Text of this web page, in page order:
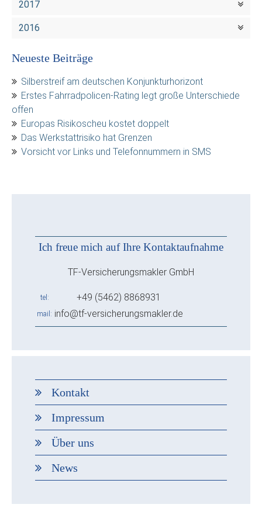
2017
2016
Neueste Beiträge
Silberstreif am deutschen Konjunkturhorizont
Erstes Fahrradpolicen-Rating legt große Unterschiede
offen
Europas Risikoscheu kostet doppelt
Das Werkstattrisiko hat Grenzen
Vorsicht vor Links und Telefonnummern in SMS
Ich freue mich auf Ihre Kontaktaufnahme
TF-Versicherungsmakler GmbH
tel +49 (5462) 8868931
mail info@tf-versicherungsmakler.de
Kontakt
Impressum
Über uns
News